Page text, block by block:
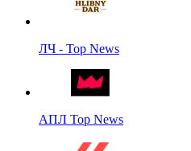
ЛЧ - Top News
АПЛ Top News